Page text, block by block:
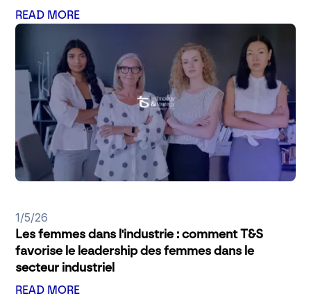
READ MORE
1/5/26
Les femmes dans l'industrie : comment T&S
favorise le leadership des femmes dans le
secteur industriel
READ MORE